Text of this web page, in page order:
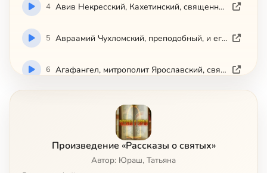
4 Авив Некресский, Кахетинский, священномученик
5 Авраамий Чухломский, преподобный, и его святые обители
6 Агафангел, митрополит Ярославский, святитель-исповедник
Адриан и Наталия, мученики
Адриан Пошехонский, преподобномученик
Произведение «Рассказы о святых»
Автор: Юраш, Татьяна